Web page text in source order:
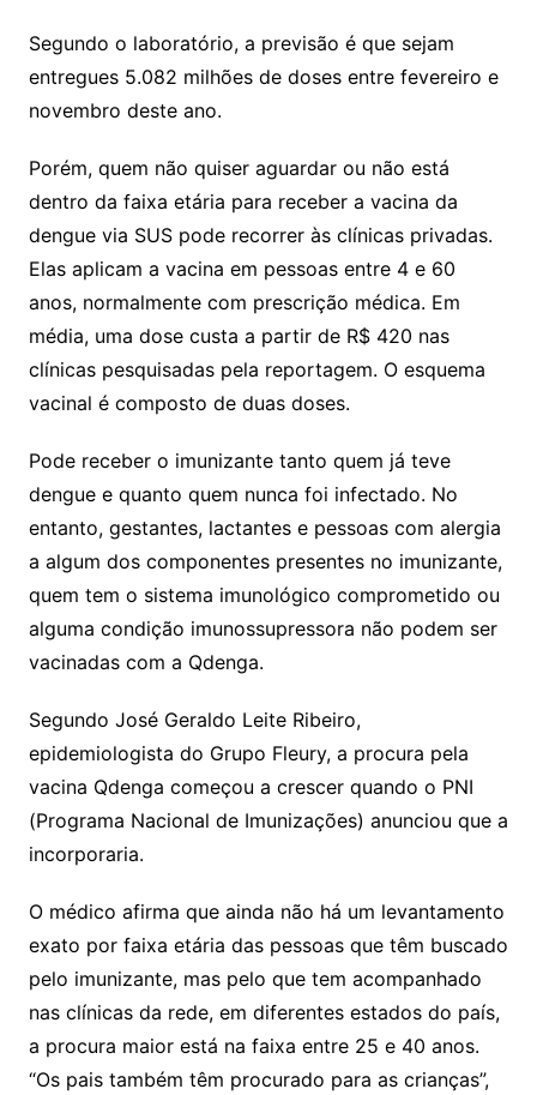
Segundo o laboratório, a previsão é que sejam
entregues 5.082 milhões de doses entre fevereiro e
novembro deste ano.
Porém, quem não quiser aguardar ou não está
dentro da faixa etária para receber a vacina da
dengue via SUS pode recorrer às clínicas privadas.
Elas aplicam a vacina em pessoas entre 4 e 60
anos, normalmente com prescrição médica. Em
média, uma dose custa a partir de R$ 420 nas
clínicas pesquisadas pela reportagem. O esquema
vacinal é composto de duas doses.
Pode receber o imunizante tanto quem já teve
dengue e quanto quem nunca foi infectado. No
entanto, gestantes, lactantes e pessoas com alergia
a algum dos componentes presentes no imunizante,
quem tem o sistema imunológico comprometido ou
alguma condição imunossupressora não podem ser
vacinadas com a Qdenga.
Segundo José Geraldo Leite Ribeiro,
epidemiologista do Grupo Fleury, a procura pela
vacina Qdenga começou a crescer quando o PNI
(Programa Nacional de Imunizações) anunciou que a
incorporaria.
O médico afirma que ainda não há um levantamento
exato por faixa etária das pessoas que têm buscado
pelo imunizante, mas pelo que tem acompanhado
nas clínicas da rede, em diferentes estados do país,
a procura maior está na faixa entre 25 e 40 anos.
“Os pais também têm procurado para as crianças”,